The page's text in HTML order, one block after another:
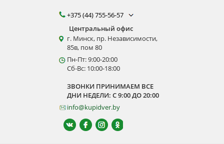
+375 (44) 755-56-57
Центральный офис
г. Минск, пр. Независимости,
85в, пом 80
Пн-Пт: 9:00-20:00
Сб-Вс: 10:00-18:00
ЗВОНКИ ПРИНИМАЕМ ВСЕ
ДНИ НЕДЕЛИ: С 9:00 ДО 20:00
info@kupidver.by